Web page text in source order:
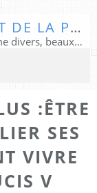
LE MONDE DE LA PHILO ET DE LA POÉSIE
Extraits de livres lus, poèmes perso, poème divers, beaux textes...
:ÊTRE
SES
VIVRE
V